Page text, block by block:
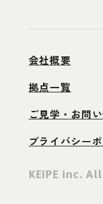
会社概要
拠点一覧
ご見学・お問
プライバシー
KEIPE inc.